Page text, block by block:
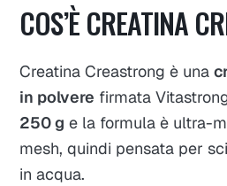
COS’È CREATINA
Creatina Creastrong è una
in polvere firmata
250 g e la formula è ultra-
mesh, quindi pensata per
in acqua.